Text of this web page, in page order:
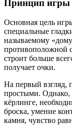
Принцип игры
Основная цель
специальные
называемому
противоположной
строит больше
получает очки.
На первый взгляд,
простыми. Однако,
кёрлинге,
броска, умение
камня, чувство